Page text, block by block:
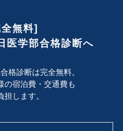
無料]
医学部合格診断へ
格診断は完全無料。
の宿泊費・交通費も
担します。